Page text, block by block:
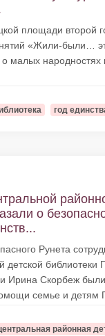
площади второй
«Жили-были…
о малых
год
о
Рунета
библиотеки
Ирина Скорбеж
семье и детям
районная